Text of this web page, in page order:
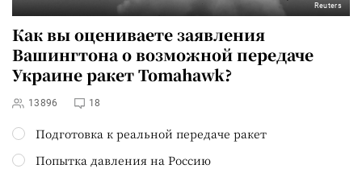
Reuters
Как вы оцениваете заявления
Вашингтона о возможной передаче
Украине ракет Tomahawk?
13896 18
Подготовка к реальной передаче ракет
Попытка давления на Россию